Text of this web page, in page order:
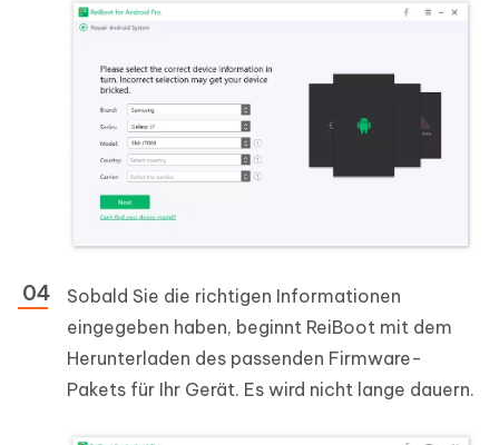
Sobald Sie die richtigen Informationen
eingegeben haben, beginnt ReiBoot mit dem
Herunterladen des passenden Firmware-
Pakets für Ihr Gerät. Es wird nicht lange dauern.